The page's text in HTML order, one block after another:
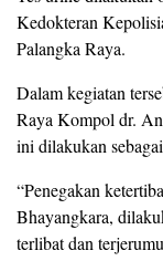
Kedokteran
Palangka Raya.
Dalam kegiatan
Raya Kompol dr.
ini dilakukan
“Penegakan
Bhayangkara,
terlibat dan